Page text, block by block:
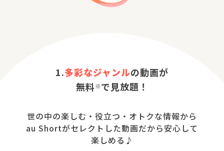
1.多彩なジャンルの動画が
無料 で見放題！
世の中の楽しむ・役立つ・オトクな情報から
au Shortがセレクトした動画だから安心して
楽しめる♪